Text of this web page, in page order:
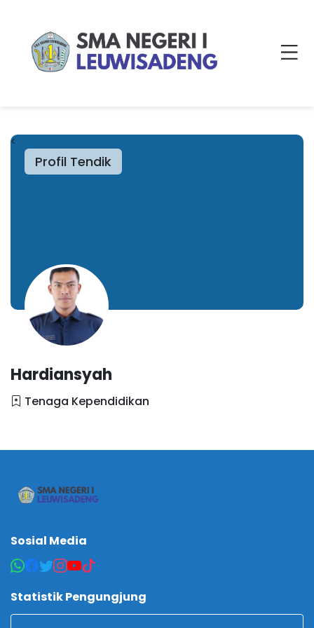
Profil Tendik
<
Hardiansyah
Tenaga Kependidikan
Sosial Media
Statistik Pengungjung